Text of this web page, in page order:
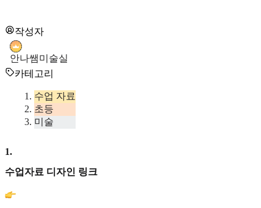
작성자
안나쌤미술실
카테고리
수업 자료
초등
미술
1.
수업자료 디자인 링크